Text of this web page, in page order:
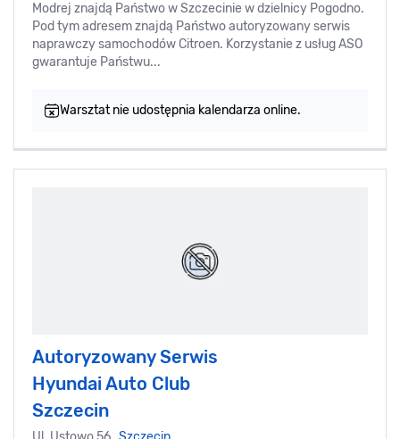
Modrej znajdą Państwo w Szczecinie w dzielnicy Pogodno.
Pod tym adresem znajdą Państwo autoryzowany serwis
naprawczy samochodów Citroen. Korzystanie z usług ASO
gwarantuje Państwu...
Warsztat nie udostępnia kalendarza online.
Autoryzowany Serwis
Hyundai Auto Club
Szczecin